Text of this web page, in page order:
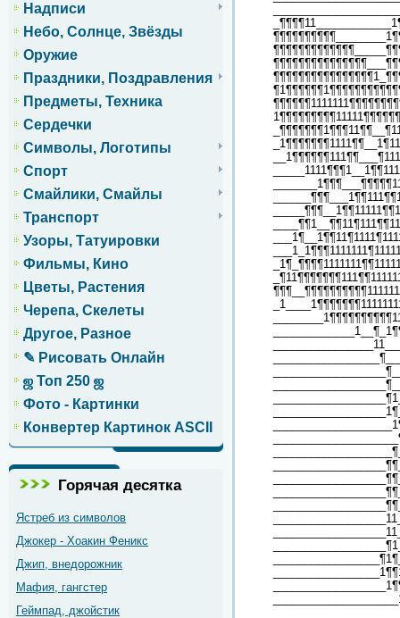
Надписи
Небо, Солнце, Звёзды
Оружие
Праздники, Поздравления
Предметы, Техника
Сердечки
Символы, Логотипы
Спорт
Смайлики, Смайлы
Транспорт
Узоры, Татуировки
Фильмы, Кино
Цветы, Растения
Черепа, Скелеты
Другое, Разное
✎ Рисовать Онлайн
ஜ Топ 250 ஜ
Фото - Картинки
Конвертер Картинок ASCII
Горячая десятка
Ястреб из символов
Джокер - Хоакин Феникс
Джип, внедорожник
Мафия, гангстер
Геймпад, джойстик